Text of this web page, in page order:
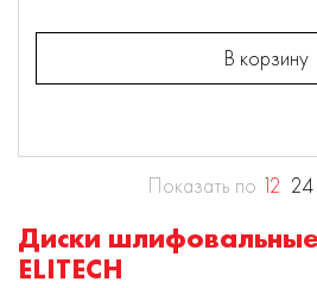
В корзину
Показать по 12 24
Диски
ELITECH